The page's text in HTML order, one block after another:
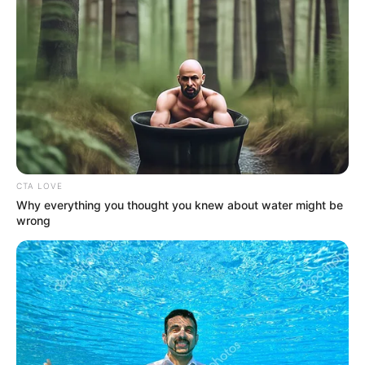
ám április 11-én a pici szíve váratlanul leállt. Az
újraélesztés sikertelen volt.
CTA LOVE
Why everything you thought you knew about water might be
wrong